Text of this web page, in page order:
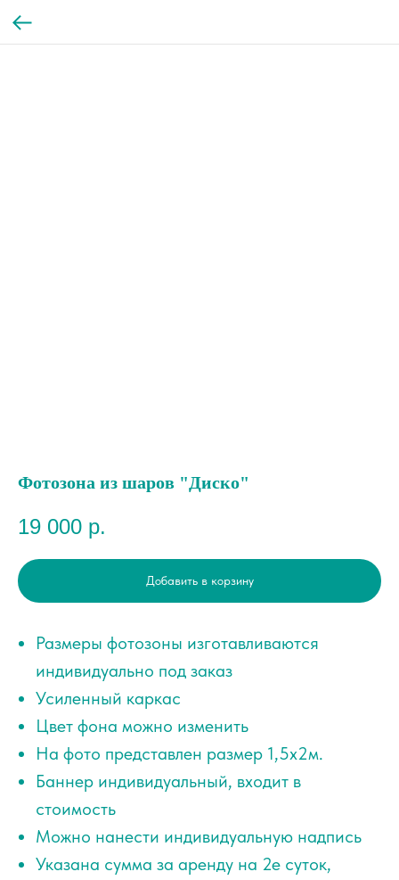
Фотозона из шаров "Диско"
19 000 р.
Добавить в корзину
Размеры фотозоны изготавливаются
индивидуально под заказ
Усиленный каркас
Цвет фона можно изменить
На фото представлен размер 1,5х2м.
Баннер индивидуальный, входит в
стоимость
Можно нанести индивидуальную надпись
Указана сумма за аренду на 2е суток,